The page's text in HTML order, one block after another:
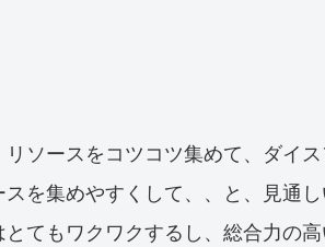
ソースをコツコツ集めて、ダイ
を集めやすくして、、と、見通
てもワクワクするし、総合力の